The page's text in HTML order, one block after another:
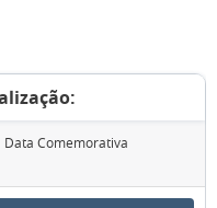
Data Comemorativa